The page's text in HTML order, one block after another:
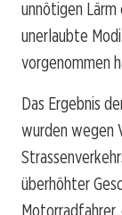
unnötigen
unerlaubte
vorgenommen
Das Ergebnis
wurden wegen
überhöhter